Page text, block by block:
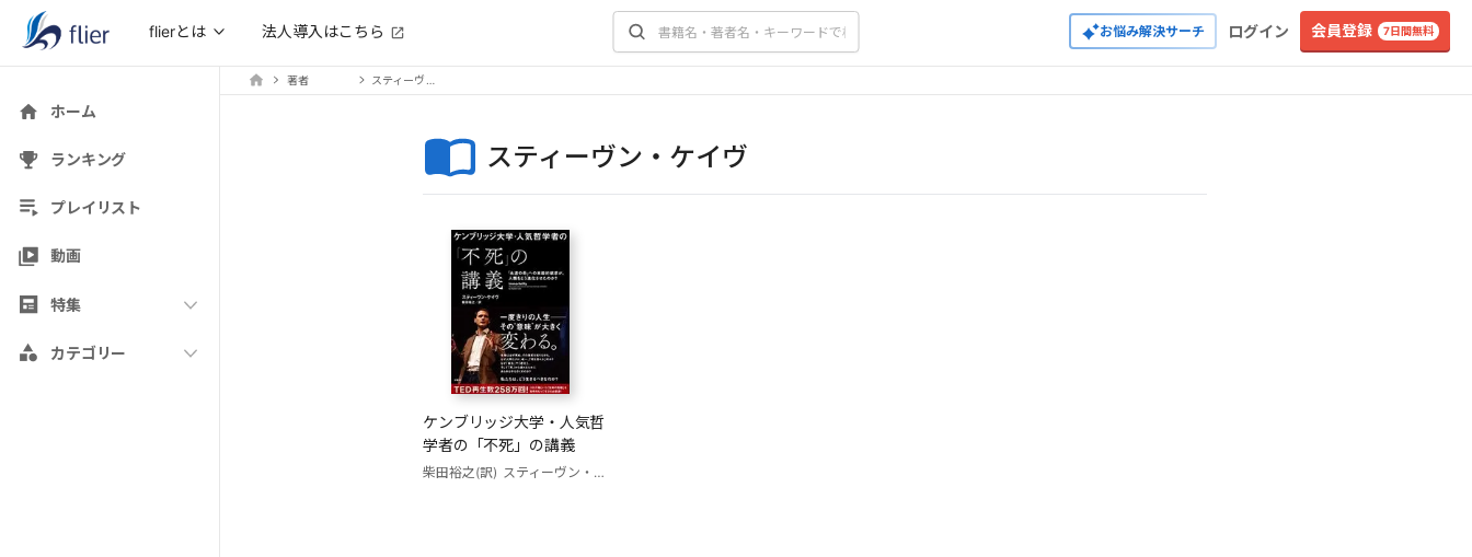
flierとは 法人導入はこちら お悩み解決サーチ ログイン 会員登録 7日間無料
ホーム
ランキング
プレイリスト
動画
特集
カテゴリー
著者
スティーヴン・ケイヴ
ケンブリッジ大学・人気哲
学者の「不死」の講義
柴田裕之(訳) スティーヴン・ケイヴ